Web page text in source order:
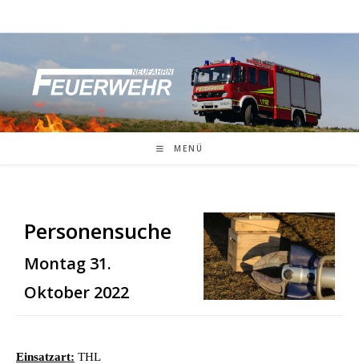
Inhalt
MENÜ
Personensuche
Montag 31.
Oktober 2022
Einsatzart: THL